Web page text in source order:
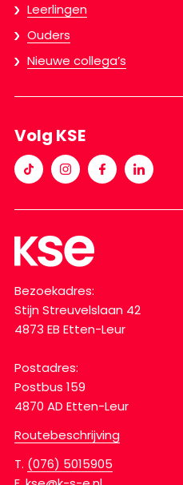
Leerlingen
Ouders
Nieuwe collega’s
Volg KSE
Bezoekadres:
Stijn Streuvelslaan 42
4873 EB Etten-Leur
Postadres:
Postbus 159
4870 AD Etten-Leur
Routebeschrijving
T. (076) 5015905